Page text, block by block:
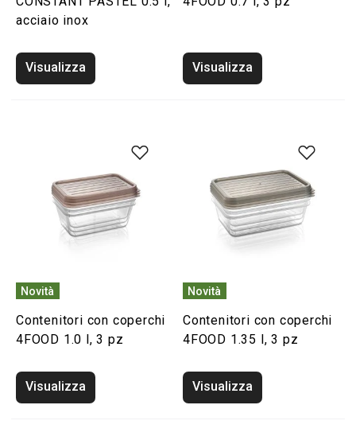
acciaio inox
Visualizza Visualizza
Novità
Contenitori con coperchi
4FOOD 1.0 l, 3 pz
Visualizza
Novità
Contenitori con coperchi
4FOOD 1.35 l, 3 pz
Visualizza